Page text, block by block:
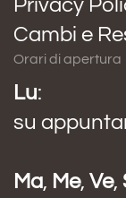
Privacy
Cambi e
Orari di apertura
Lu:
su
Ma, Me, Ve,